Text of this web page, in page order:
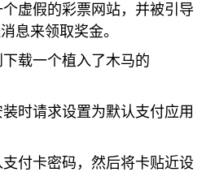
虚假的彩票网站，并被引导
息来领取奖金。
载一个植入了木马的
时请求设置为默认支付应用
付卡密码，然后将卡贴近设